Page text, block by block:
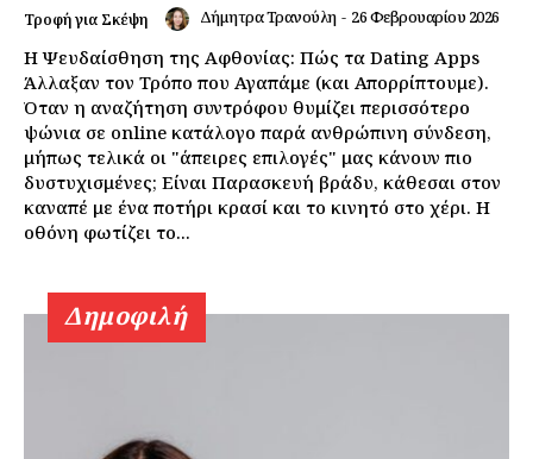
Τροφή για Σκέψη Δήμητρα Τρανούλη - 26 Φεβρουαρίου 2026
Η Ψευδαίσθηση της Αφθονίας: Πώς τα Dating Apps
Άλλαξαν τον Τρόπο που Αγαπάμε (και Απορρίπτουμε).
Όταν η αναζήτηση συντρόφου θυμίζει περισσότερο
ψώνια σε online κατάλογο παρά ανθρώπινη σύνδεση,
μήπως τελικά οι "άπειρες επιλογές" μας κάνουν πιο
δυστυχισμένες; Είναι Παρασκευή βράδυ, κάθεσαι στον
καναπέ με ένα ποτήρι κρασί και το κινητό στο χέρι. Η
οθόνη φωτίζει το...
Δημοφιλή